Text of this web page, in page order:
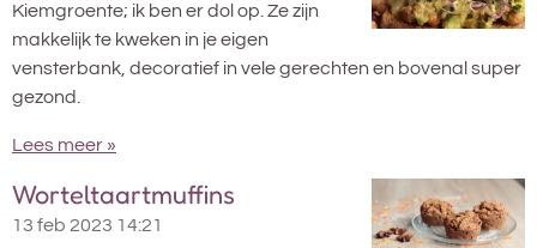
Kiemgroente; ik ben er dol op. Ze zijn
makkelijk te kweken in je eigen
vensterbank, decoratief in vele gerechten en bovenal super
gezond.
Lees meer »
Worteltaartmuffins
13 feb 2023 14:21